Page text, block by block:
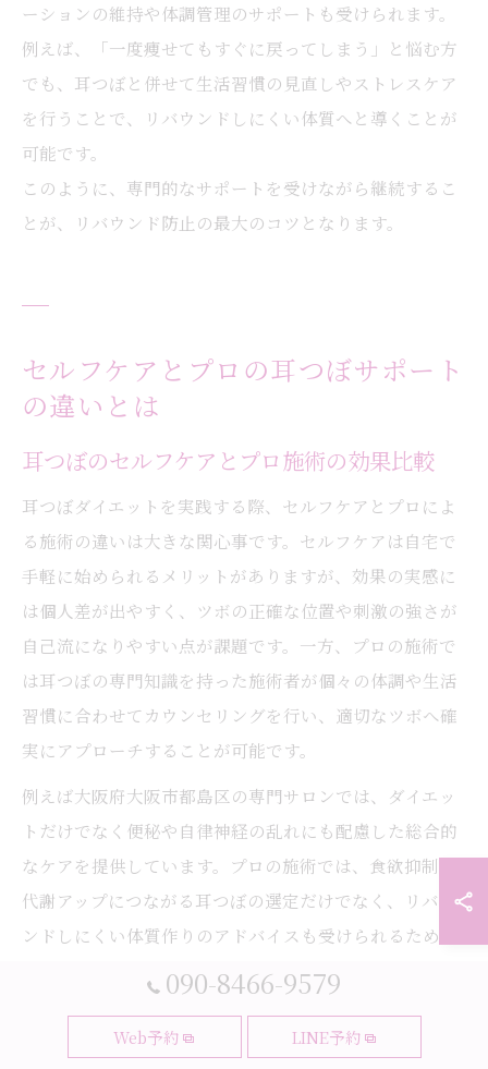
ーションの維持や体調管理のサポートも受けられます。
例えば、「一度痩せてもすぐに戻ってしまう」と悩む方
でも、耳つぼと併せて生活習慣の見直しやストレスケア
を行うことで、リバウンドしにくい体質へと導くことが
可能です。
このように、専門的なサポートを受けながら継続するこ
とが、リバウンド防止の最大のコツとなります。
セルフケアとプロの耳つぼサポート
の違いとは
耳つぼのセルフケアとプロ施術の効果比較
耳つぼダイエットを実践する際、セルフケアとプロによ
る施術の違いは大きな関心事です。セルフケアは自宅で
手軽に始められるメリットがありますが、効果の実感に
は個人差が出やすく、ツボの正確な位置や刺激の強さが
自己流になりやすい点が課題です。一方、プロの施術で
は耳つぼの専門知識を持った施術者が個々の体調や生活
習慣に合わせてカウンセリングを行い、適切なツボへ確
実にアプローチすることが可能です。
例えば大阪府大阪市都島区の専門サロンでは、ダイエッ
トだけでなく便秘や自律神経の乱れにも配慮した総合的
なケアを提供しています。プロの施術では、食欲抑制や
代謝アップにつながる耳つぼの選定だけでなく、リバウ
ンドしにくい体質作りのアドバイスも受けられるため、
長期的な成功率が高い傾向です。
セルフケアで効果を感じにくい場合や、リバウンドの経
験がある方は、一度プロのカウンセリングを受けてみる
090-8466-9579
Web予約 LINE予約